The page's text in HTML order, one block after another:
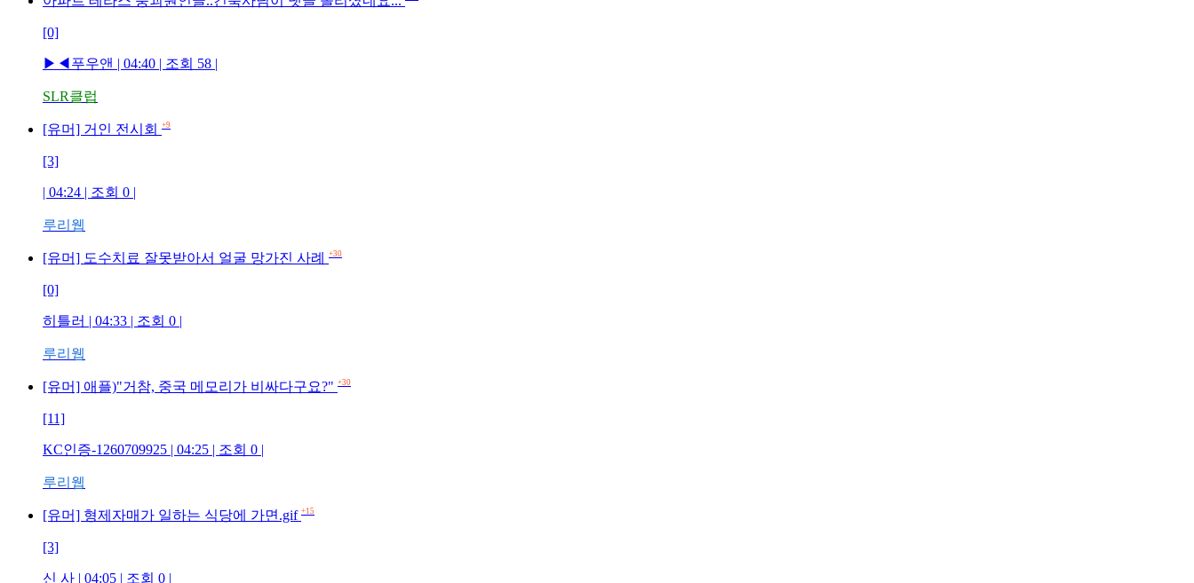
[0]
▶◀푸우앤 | 04:40 | 조회 58 |
SLR클럽
[유머] 거인 전시회 +9
[3]
| 04:24 | 조회 0 |
루리웹
[유머] 도수치료 잘못받아서 얼굴 망가진 사례 +30
[0]
히틀러 | 04:33 | 조회 0 |
루리웹
[유머] 애플)"거참, 중국 메모리가 비싸다구요?" +30
[11]
KC인증-1260709925 | 04:25 | 조회 0 |
루리웹
[유머] 형제자매가 일하는 식당에 가면.gif +15
[3]
신 사 | 04:05 | 조회 0 |